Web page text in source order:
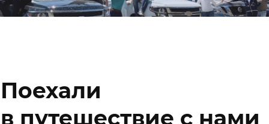
Поехали
в путешествие с нами